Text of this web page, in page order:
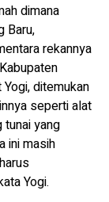
dimana
Baru,
rekannya
ditemukan
seperti alat
yang
ini masih
Yogi.